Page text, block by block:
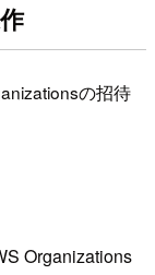
の招待
Organizations